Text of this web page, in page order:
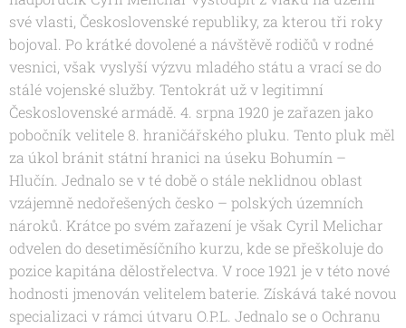
své vlasti, Československé republiky, za kterou tři roky
bojoval. Po krátké dovolené a návštěvě rodičů v rodné
vesnici, však vyslyší výzvu mladého státu a vrací se do
stálé vojenské služby. Tentokrát už v legitimní
Československé armádě. 4. srpna 1920 je zařazen jako
pobočník velitele 8. hraničářského pluku. Tento pluk měl
za úkol bránit státní hranici na úseku Bohumín –
Hlučín. Jednalo se v té době o stále neklidnou oblast
vzájemně nedořešených česko – polských územních
nároků. Krátce po svém zařazení je však Cyril Melichar
odvelen do desetiměsíčního kurzu, kde se přeškoluje do
pozice kapitána dělostřelectva. V roce 1921 je v této nové
hodnosti jmenován velitelem baterie. Získává také novou
specializaci v rámci útvaru O.P.L. Jednalo se o Ochranu